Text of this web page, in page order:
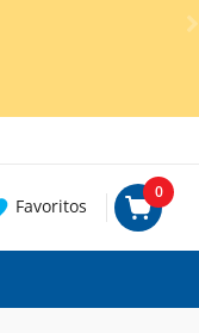
para
Favoritos
0